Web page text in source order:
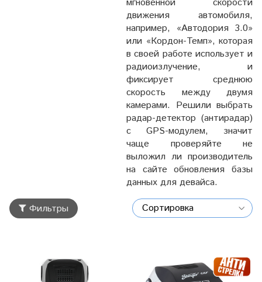
движения автомобиля,
например, «Автодория 3.0»
или «Кордон-Темп», которая
в своей работе использует и
радиоизлучение, и
фиксирует среднюю
скорость между двумя
камерами. Решили выбрать
радар-детектор (антирадар)
с GPS-модулем, значит
чаще проверяйте не
выложил ли производитель
на сайте обновления базы
данных для девайса.
Фильтры